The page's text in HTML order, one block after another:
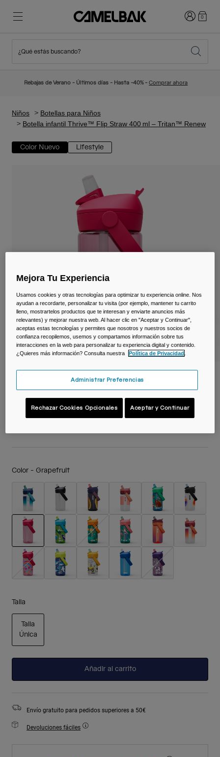
Novedades
Mochilas Hidratación
Tazas y Vasos
Bolsas Bici
Bolsas Hidratación
Accessorios
Ver todo
Senderismo
Esquí y snowboard
Viajar y estilo de vida
Adiós a los desechables
Iniciar0
¿Qué estás buscando?
Rebajas de Verano - Últimos días - Hasta -40% -Comprar ahora
Niños
Botellas para Niños
Botella infantil Thrive™ Flip Straw 400 ml – Tritan™ Renew
Color Nuevo Lifestyle
Botella infantil Thrive™ Flip Straw 400 ml
– Tritan™ Renew
N.º de artículo38672-D20-OS
Color - Grapefruit
seleccionado
Talla
Talla
Única
Añadir al carrito
Envío gratuito para pedidos superiores a 50€
Devoluciones fáciles
Mejora Tu Experiencia
Usamos cookies y otras tecnologías para optimizar tu experiencia online. Nos
ayudan a recordarte, personalizar tu visita (por ejemplo, mantener tu carrito
lleno, mostrartelos productos que te interesan y enviarte anuncios más
relevantes) y mejorar nuestra web. Al hacer clic en "Aceptar y Continuar",
aceptas estas tecnologías y permites que nosotros y nuestros socios de
confianza recopilemos, usemos y compartamos información sobre tus
interacciones en la web para personalizar tu experiencia digital y contenido.
¿Quieres más información? Consulta nuestra
Política de Privacidad .
Administrar Preferencias
Rechazar Cookies Opcionales Aceptar y Continuar